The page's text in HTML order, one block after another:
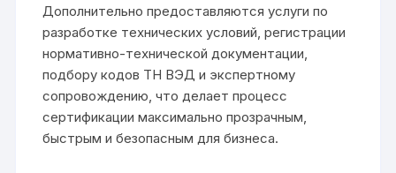
Дополнительно предоставляются услуги по
разработке технических условий, регистрации
нормативно-технической документации,
подбору кодов ТН ВЭД и экспертному
сопровождению, что делает процесс
сертификации максимально прозрачным,
быстрым и безопасным для бизнеса.